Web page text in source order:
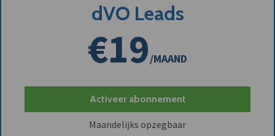
dVO Leads
€19/MAAND
Activeer abonnement
Maandelijks opzegbaar